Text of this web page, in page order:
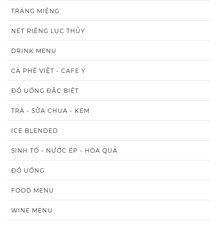
TRÁNG MIỆNG
NÉT RIÊNG LỤC THỦY
DRINK MENU
CÀ PHÊ VIỆT - CAFE Ý
ĐỒ UỐNG ĐẶC BIỆT
TRÀ - SỮA CHUA - KEM
ICE BLENDED
SINH TỐ - NƯỚC ÉP - HOA QUẢ
ĐỒ UỐNG
FOOD MENU
WINE MENU